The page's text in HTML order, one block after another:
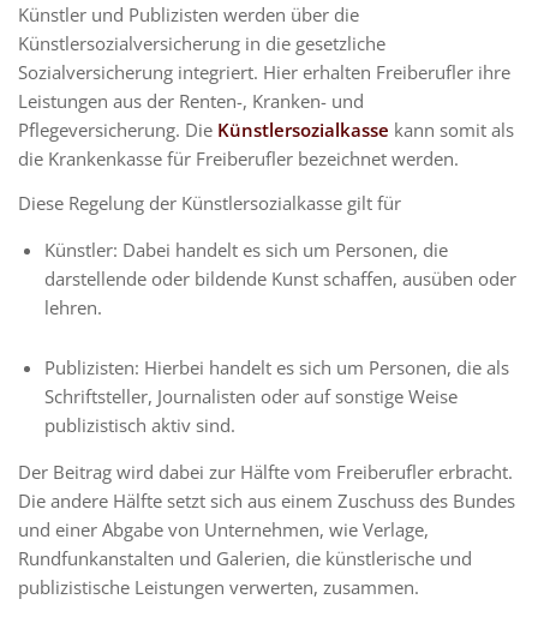
Künstler und Publizisten werden über die
Künstlersozialversicherung in die gesetzliche
Sozialversicherung integriert. Hier erhalten Freiberufler ihre
Leistungen aus der Renten-, Kranken- und
Pflegeversicherung. Die Künstlersozialkasse kann somit als
die Krankenkasse für Freiberufler bezeichnet werden.
Diese Regelung der Künstlersozialkasse gilt für
Künstler: Dabei handelt es sich um Personen, die
darstellende oder bildende Kunst schaffen, ausüben oder
lehren.
Publizisten: Hierbei handelt es sich um Personen, die als
Schriftsteller, Journalisten oder auf sonstige Weise
publizistisch aktiv sind.
Der Beitrag wird dabei zur Hälfte vom Freiberufler erbracht.
Die andere Hälfte setzt sich aus einem Zuschuss des Bundes
und einer Abgabe von Unternehmen, wie Verlage,
Rundfunkanstalten und Galerien, die künstlerische und
publizistische Leistungen verwerten, zusammen.